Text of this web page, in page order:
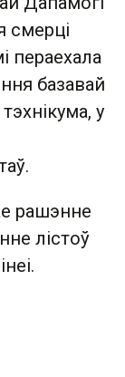
смерці
пераехала
базавай
у
рашэнне
лістоў